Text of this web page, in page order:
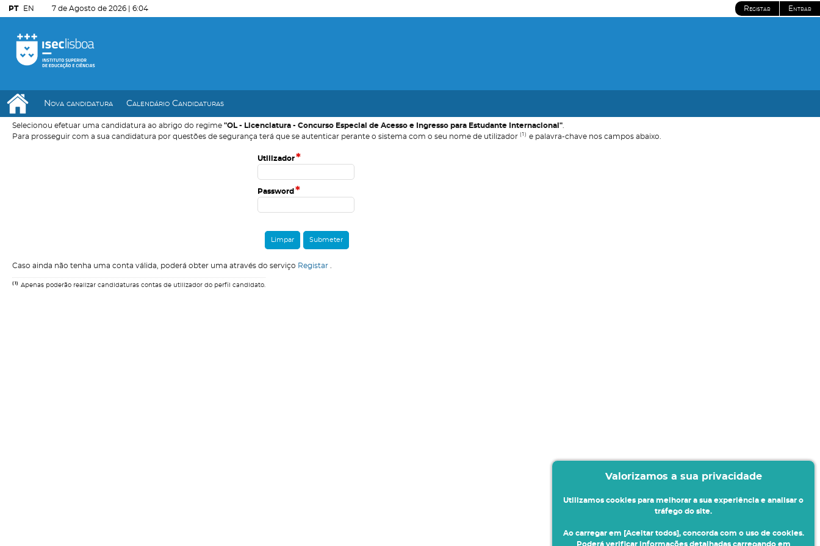
PT EN 7 de Agosto de 2026 | 6:04 Registar Entrar
Nova candidatura Calendário Candidaturas
Selecionou efetuar uma candidatura ao abrigo do regime "OL - Licenciatura - Concurso Especial de Acesso e Ingresso para Estudante Internacional"
Para prosseguir com a sua candidatura por questões de segurança terá que se autenticar perante o sistema com o seu nome de utilizador (1) e palavra-chave nos campos abaixo.
Utilizador*
Password *
Caso ainda não tenha uma conta válida, poderá obter uma através do serviço Registar
(1) Apenas poderão realizar candidaturas contas de utilizador do perfil candidato.
Valorizamos a sua privacidade
Utilizamos cookies para melhorar a sua experiência e analisar o
tráfego do site.
Ao carregar em [Aceitar todos], concorda com o uso de cookies.
Poderá verificar informações detalhadas carregando em